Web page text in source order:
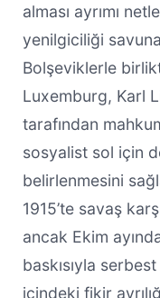
alması ayrımı
yenilgiciliği
Bolşeviklerle
Luxemburg, Karl
tarafından
sosyalist sol için
belirlenmesini
1915’te savaş
ancak Ekim
baskısıyla
içindeki fikir